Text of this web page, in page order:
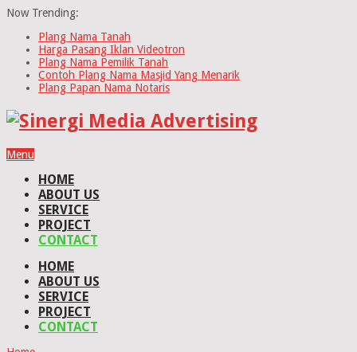
Now Trending:
Plang Nama Tanah
Harga Pasang Iklan Videotron
Plang Nama Pemilik Tanah
Contoh Plang Nama Masjid Yang Menarik
Plang Papan Nama Notaris
Menu
HOME
ABOUT US
SERVICE
PROJECT
CONTACT
HOME
ABOUT US
SERVICE
PROJECT
CONTACT